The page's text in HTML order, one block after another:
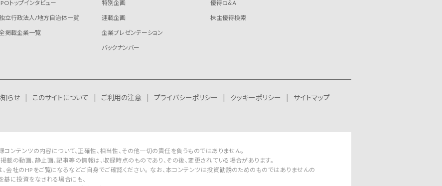
IPOトップインタビュー
立行政法人/地方自治体一覧
掲載企業一覧
特別企画
連載企画
企業プレゼンテーション
バックナンバー
優待Q&A
株主優待検索
知らせ このサイトについて ご利用の注意 プライバシーポリシー クッキーポリシー
サイトマップ
コンテンツの内容について、正確性、相当性、その他一切の責任を負うものではありません。
載の動画、静止画、記事等の情報は、収録時点のものであり、その後、変更されている場合があります。
会社のHPをご覧になるなどご自身でご確認ください。 なお、本コンテンツは投資勧誘のためのものではありませんの
基に投資をなされる場合にも、